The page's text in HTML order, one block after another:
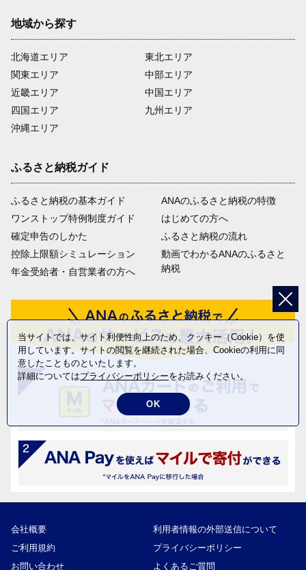
地域から探す
北海道エリア
関東エリア
近畿エリア
四国エリア
沖縄エリア
東北エリア
中部エリア
中国エリア
九州エリア
ふるさと納税ガイド
ふるさと納税の基本ガイド
ワンストップ特例制度ガイド
確定申告のしかた
控除上限額シミュレーション
年金受給者・自営業者の方へ
ANAのふるさと納税の特徴
はじめての方へ
ふるさと納税の流れ
動画でわかるANAのふるさと
納税
会社概要
利用者情報の外部送信について
ご利用規約
プライバシーポリシー
お問い合わせ
よくあるご質問
当サイトでは、サイト利便性向上のため、クッキー（Cookie）を使
用しています。サイトの閲覧を継続された場合、Cookieの利用に同
意したことものといたします。
詳細についてはプライバシーポリシーをお読みください。
OK